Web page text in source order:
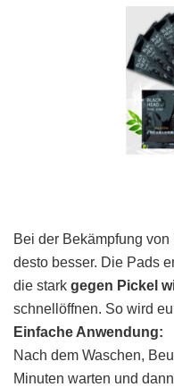
Bei der Bekämpfung
desto besser. Die Pads
die stark gegen Pickel
schnellöffnen. So wird
Einfache Anwendung:
Nach dem Waschen,
Minuten warten und